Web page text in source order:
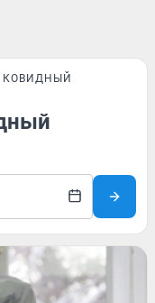
КОВИДНЫЙ